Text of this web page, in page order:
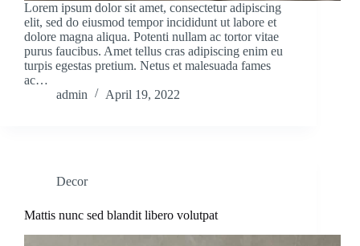
Lorem ipsum dolor sit amet, consectetur adipiscing
elit, sed do eiusmod tempor incididunt ut labore et
dolore magna aliqua. Potenti nullam ac tortor vitae
purus faucibus. Amet tellus cras adipiscing enim eu
turpis egestas pretium. Netus et malesuada fames
ac…
admin
April 19, 2022
Decor
Mattis nunc sed blandit libero volutpat